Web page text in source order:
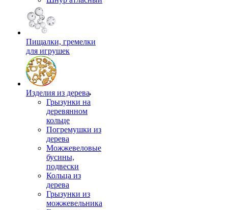
Пищалки, гремелки
для игрушек
Изделия из дерева
Грызунки на
деревянном
кольце
Погремушки из
дерева
Можжевеловые
бусины,
подвески
Кольца из
дерева
Грызунки из
можжевельника